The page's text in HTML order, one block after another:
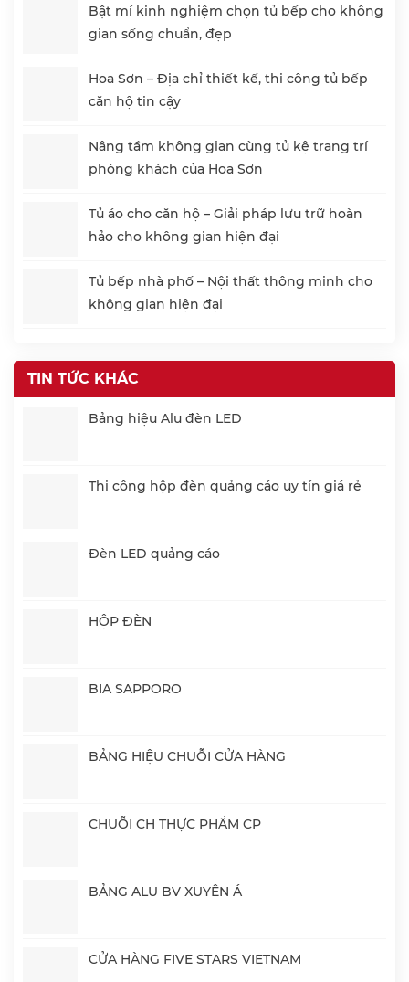
Bật mí kinh nghiệm chọn tủ bếp cho không
gian sống chuẩn, đẹp
Hoa Sơn – Địa chỉ thiết kế, thi công tủ bếp
căn hộ tin cậy
Nâng tầm không gian cùng tủ kệ trang trí
phòng khách của Hoa Sơn
Tủ áo cho căn hộ – Giải pháp lưu trữ hoàn
hảo cho không gian hiện đại
Tủ bếp nhà phố – Nội thất thông minh cho
không gian hiện đại
TIN TỨC KHÁC
Bảng hiệu Alu đèn LED
Thi công hộp đèn quảng cáo uy tín giá rẻ
Đèn LED quảng cáo
HỘP ĐÈN
BIA SAPPORO
BẢNG HIỆU CHUỖI CỬA HÀNG
CHUỖI CH THỰC PHẨM CP
BẢNG ALU BV XUYÊN Á
CỬA HÀNG FIVE STARS VIETNAM